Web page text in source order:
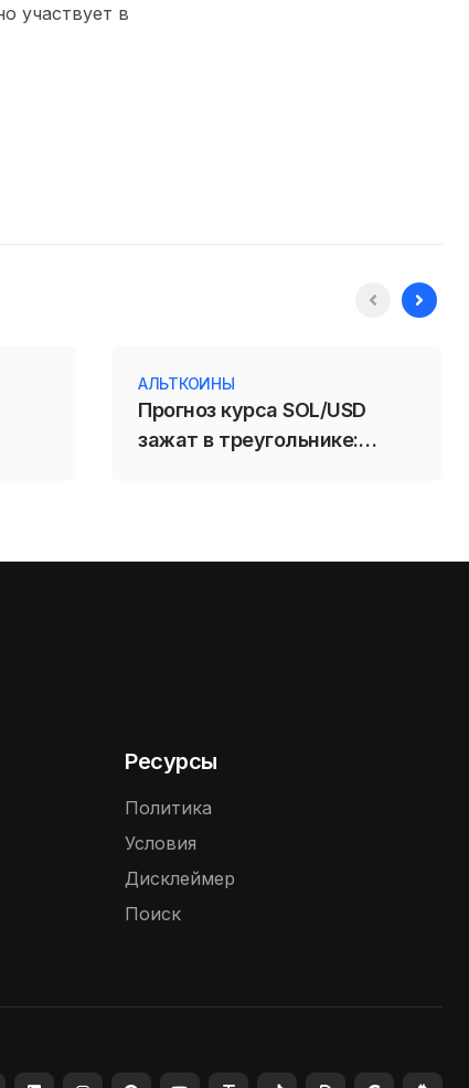
участвует в
АЛЬТКОИНЫ
Прогноз курса SOL/USD
зажат в треугольнике:
Ресурсы
Политика
Условия
Дисклеймер
Поиск